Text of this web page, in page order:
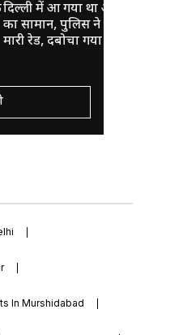
दिल्ली में आ गया था आपकी मौत
का सामान, पुलिस ने ऐन वक्त पर
मारी रेड, दबोचा गया आरोपी
In Murshidabad